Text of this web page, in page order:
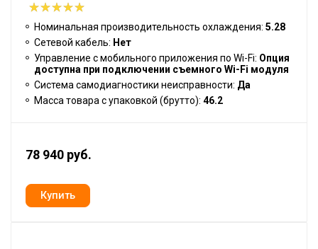
Номинальная производительность охлаждения: 5.28
Сетевой кабель: Нет
Управление c мобильного приложения по Wi-Fi: Опция
доступна при подключении съемного Wi-Fi модуля
Система самодиагностики неисправности: Да
Масса товара с упаковкой (брутто): 46.2
78 940 руб.